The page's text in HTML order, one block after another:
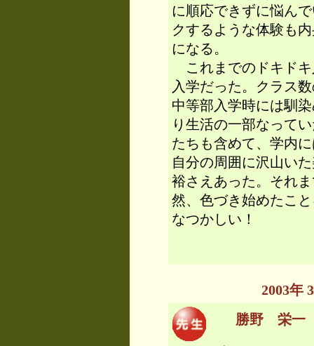
に順応できずに悩ん
クするような体験も
になる。
これまでのドキドキ
入学だった。クラス
中等部入学時には馴
り生活の一部なって
たちも含めて、学内
自分の周囲に沢山い
裕さえあった。それ
然、色づき始めたこ
なつかしい！
2003年
勝野 栄一